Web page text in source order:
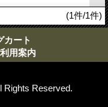
(1件/1件)
カート
用案内
Rights Reserved.